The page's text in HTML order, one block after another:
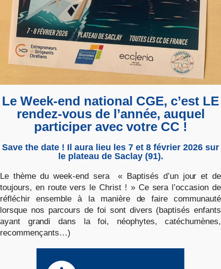
Le Week-end national CGE, c’est LE
rendez-vous de l’année, auquel
participer avec votre CC !
Save the date ! Il aura lieu les 7 et 8 février 2026 sur
le plateau de Saclay (91).
Le thème du week-end sera « Baptisés d’un jour et de
toujours, en route vers le Christ ! » Ce sera l’occasion de
réfléchir ensemble à la manière de faire communauté
lorsque nos parcours de foi sont divers (baptisés enfants
ayant grandi dans la foi, néophytes, catéchumènes,
recommençants…)